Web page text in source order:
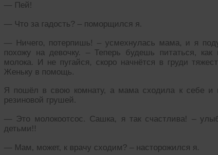
— Пей!
— Что за гадость? – поморщился я.
— Ничего, потерпишь! – усмехнулась мама, и я
похожу на девочку. – Теперь будешь питаться,
молока. И не пугайся, скоро начнётся в груди
Женьку в помощь.
Я пошёл в свою комнату, а мама сходила к себе и
резиновой грушей.
— Это молокоотсос. Сашка, я так счастлива! –
детьми!!
— Мам, может, к врачу сходим? – насторожился я.